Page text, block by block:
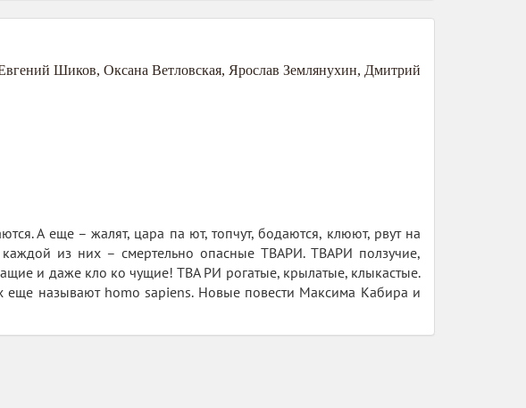
Шиков, Оксана Ветловская, Ярослав Землянухин, Дмитрий
А еще – жалят, цара па ют, топчут, бодаются, клюют, рвут на
из них – смертельно опасные ТВАРИ. ТВАРИ ползучие,
и даже кло ко чущие! ТВА РИ рогатые, крылатые, клыкастые.
еще называют homo sapiens. Новые повести Максима Кабира и